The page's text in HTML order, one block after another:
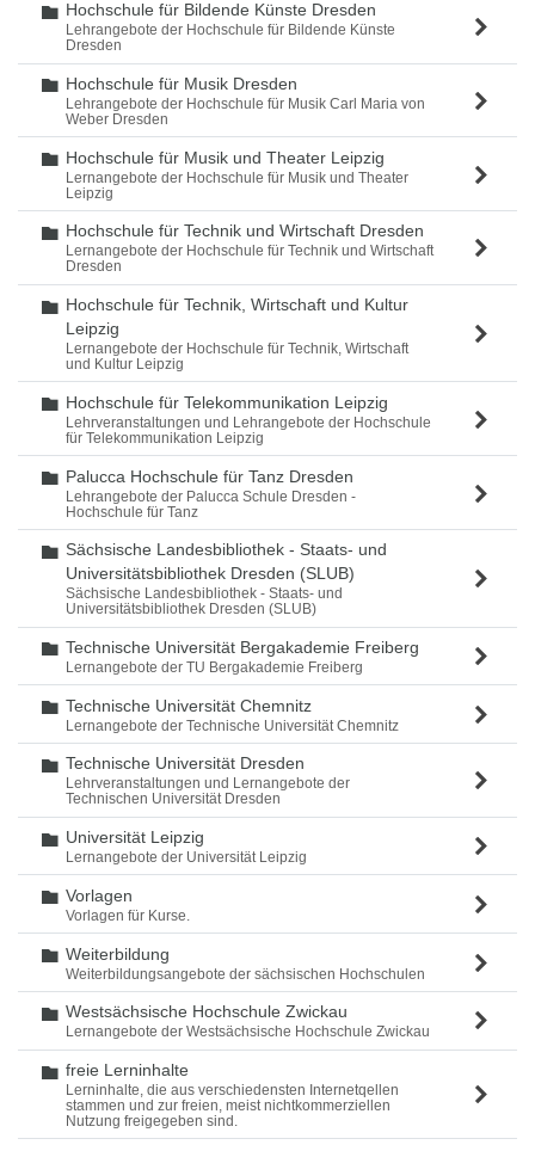
Ordner
Hochschule für Bildende Künste Dresden
Lehrangebote der Hochschule für Bildende Künste
Dresden
Ordner
Hochschule für Musik Dresden
Lehrangebote der Hochschule für Musik Carl Maria von
Weber Dresden
Ordner
Hochschule für Musik und Theater Leipzig
Lernangebote der Hochschule für Musik und Theater
Leipzig
Ordner
Hochschule für Technik und Wirtschaft Dresden
Lernangebote der Hochschule für Technik und Wirtschaft
Dresden
Ordner
Hochschule für Technik, Wirtschaft und Kultur
Leipzig
Lernangebote der Hochschule für Technik, Wirtschaft
und Kultur Leipzig
Ordner
Hochschule für Telekommunikation Leipzig
Lehrveranstaltungen und Lehrangebote der Hochschule
für Telekommunikation Leipzig
Ordner
Palucca Hochschule für Tanz Dresden
Lehrangebote der Palucca Schule Dresden -
Hochschule für Tanz
Ordner
Sächsische Landesbibliothek - Staats- und
Universitätsbibliothek Dresden (SLUB)
Sächsische Landesbibliothek - Staats- und
Universitätsbibliothek Dresden (SLUB)
Ordner
Technische Universität Bergakademie Freiberg
Lernangebote der TU Bergakademie Freiberg
Ordner
Technische Universität Chemnitz
Lernangebote der Technische Universität Chemnitz
Ordner
Technische Universität Dresden
Lehrveranstaltungen und Lernangebote der
Technischen Universität Dresden
Ordner
Universität Leipzig
Lernangebote der Universität Leipzig
Ordner
Vorlagen
Vorlagen für Kurse.
Ordner
Weiterbildung
Weiterbildungsangebote der sächsischen Hochschulen
Ordner
Westsächsische Hochschule Zwickau
Lernangebote der Westsächsische Hochschule Zwickau
Ordner
freie Lerninhalte
Lerninhalte, die aus verschiedensten Internetqellen
stammen und zur freien, meist nichtkommerziellen
Nutzung freigegeben sind.